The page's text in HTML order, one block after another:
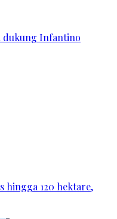
dukung Infantino
hingga 120 hektare,